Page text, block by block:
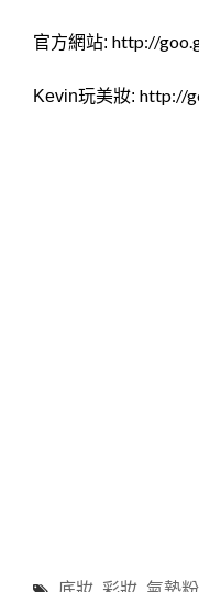
官方網站: http://
Kevin玩美妝: http://